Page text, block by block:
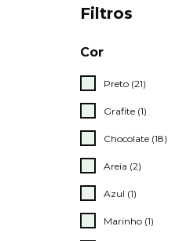
Filtros
Cor
Preto (21)
Grafite (1)
Chocolate (18)
Areia (2)
Azul (1)
Marinho (1)